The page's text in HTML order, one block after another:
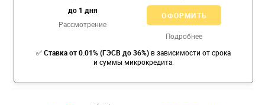
до 1 дня
Рассмотрение
ОФОРМИТЬ
Подробнее
✅Ставка от 0.01% (ГЭСВ до 36%)в зависимости от срока
и сyммы микрокредита.